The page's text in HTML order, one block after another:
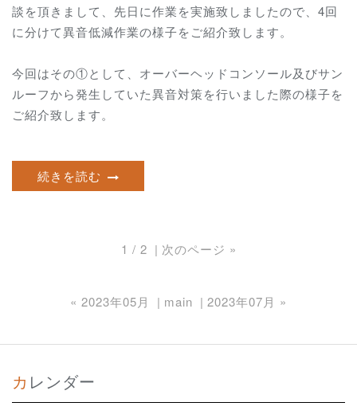
談を頂きまして、先日に作業を実施致しましたので、4回
に分けて異音低減作業の様子をご紹介致します。
今回はその①として、オーバーヘッドコンソール及びサン
ルーフから発生していた異音対策を行いました際の様子を
ご紹介致します。
続きを読む
1 / 2 次のページ »
« 2023年05月 main 2023年07月 »
カレンダー